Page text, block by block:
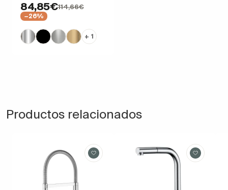
84,85€114,66€
−26%
+ 1
Productos relacionados